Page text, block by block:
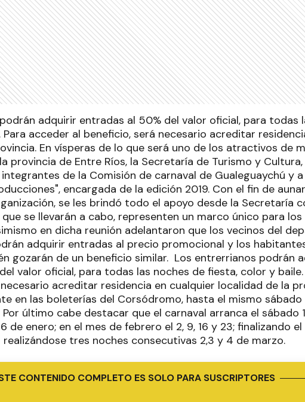
adquirir entradas al 50% del valor oficial, para todas
Para acceder al beneficio, será necesario acreditar
En vísperas de lo que será uno de los atractivos de
provincia de Entre Ríos, la Secretaría de Turismo y Cultura,
de la Comisión de carnaval de Gualeguaychú y
encargada de la edición 2019. Con el fin de
se les brindó todo el apoyo desde la Secretaría
se llevarán a cabo, representen un marco único para
en dicha reunión adelantaron que los vecinos del
adquirir entradas al precio promocional y los
gozarán de un beneficio similar. Los entrerrianos podrán
valor oficial, para todas las noches de fiesta, color y
acreditar residencia en cualquier localidad de la
en las boleterías del Corsódromo, hasta el mismo sábado
último cabe destacar que el carnaval arranca el sábado
de enero; en el mes de febrero el 2, 9, 16 y 23; finalizando
tres noches consecutivas 2,3 y 4 de marzo.
CONTENIDO COMPLETO ES SOLO PARA SUSCRIPTORES